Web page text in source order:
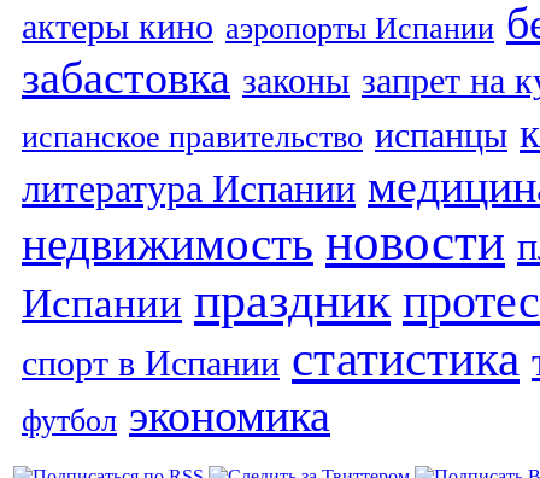
актеры кино аэропорты Испании
забастовка законы запрет на
испанское правительство испанцы
литература Испании
недвижимость новости
Испании праздник
спорт в Испании статистика
футбол экономика